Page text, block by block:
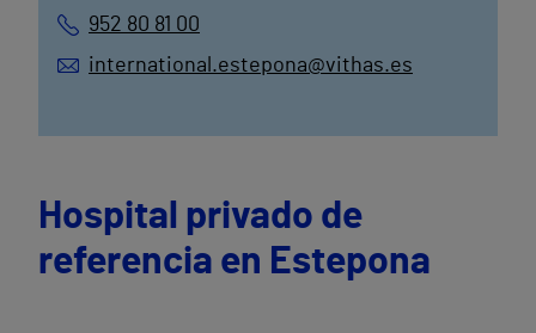
952 80 81 00
international.estepona@vithas.es
Hospital privado de
referencia en Estepona